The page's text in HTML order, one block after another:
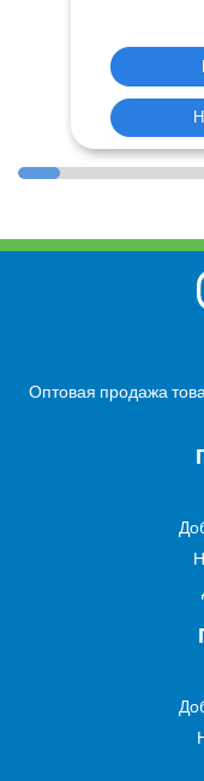
Оптовая продажа